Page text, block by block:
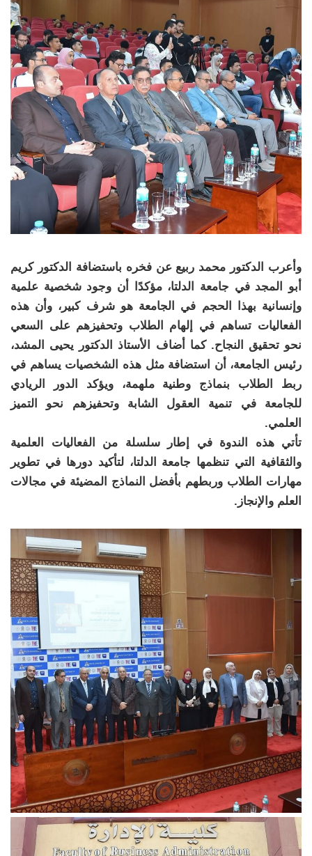
وأعرب الدكتور محمد ربيع عن فخره باستضافة الدكتور كريم
أبو المجد في جامعة الدلتا، مؤكدًا أن وجود شخصية علمية
وإنسانية بهذا الحجم في الجامعة هو شرف كبير، وأن هذه
الفعاليات تساهم في إلهام الطلاب وتحفيزهم على السعي
نحو تحقيق النجاح. كما أضاف الأستاذ الدكتور يحيى المشد،
رئيس الجامعة، أن استضافة مثل هذه الشخصيات يساهم في
ربط الطلاب بنماذج وطنية ملهمة، ويؤكد الدور الريادي
للجامعة في تنمية العقول الشابة وتحفيزهم نحو التميز
العلمي.
تأتي هذه الندوة في إطار سلسلة من الفعاليات العلمية
والثقافية التي تنظمها جامعة الدلتا، لتأكيد دورها في تطوير
مهارات الطلاب وربطهم بأفضل النماذج المضيئة في مجالات
العلم والإنجاز.